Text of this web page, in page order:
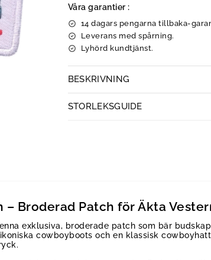
Våra garantier :
14 dagars pengarna tillbaka-
Leverans med spårning.
Lyhörd kundtjänst.
BESKRIVNING
STORLEKSGUIDE
– Broderad Patch för Äkta
exklusiva, broderade patch som bär
cowboyboots och en klassisk